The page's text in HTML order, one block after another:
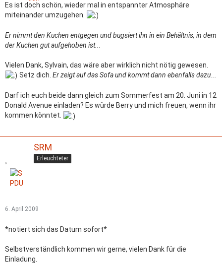
Es ist doch schön, wieder mal in entspannter Atmosphäre
miteinander umzugehen.
Er nimmt den Kuchen entgegen und bugsiert ihn in ein Behältnis, in dem
der Kuchen gut aufgehoben ist...
Vielen Dank, Sylvain, das wäre aber wirklich nicht nötig gewesen.
Setz dich. Er zeigt auf das Sofa und kommt dann ebenfalls dazu...
Darf ich euch beide dann gleich zum Sommerfest am 20. Juni in 12
Donald Avenue einladen? Es würde Berry und mich freuen, wenn ihr
kommen könntet.
SRM
Erleuchteter
6. April 2009
*notiert sich das Datum sofort*
Selbstverständlich kommen wir gerne, vielen Dank für die
Einladung.